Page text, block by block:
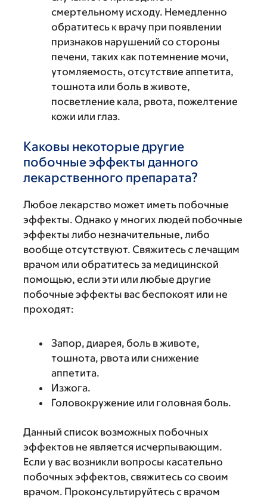
смертельному исходу. Немедленно
обратитесь к врачу при появлении
признаков нарушений со стороны
печени, таких как потемнение мочи,
утомляемость, отсутствие аппетита,
тошнота или боль в животе,
посветление кала, рвота, пожелтение
кожи или глаз.
Каковы некоторые другие
побочные эффекты данного
лекарственного препарата?
Любое лекарство может иметь побочные
эффекты. Однако у многих людей побочные
эффекты либо незначительные, либо
вообще отсутствуют. Свяжитесь с лечащим
врачом или обратитесь за медицинской
помощью, если эти или любые другие
побочные эффекты вас беспокоят или не
проходят:
Запор, диарея, боль в животе,
тошнота, рвота или снижение
аппетита.
Изжога.
Головокружение или головная боль.
Данный список возможных побочных
эффектов не является исчерпывающим.
Если у вас возникли вопросы касательно
побочных эффектов, свяжитесь со своим
врачом. Проконсультируйтесь с врачом